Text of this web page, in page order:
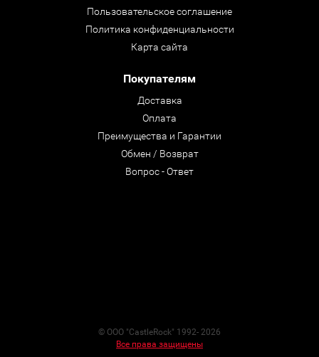
Пользовательское соглашение
Политика конфиденциальности
Карта сайта
Покупателям
Доставка
Оплата
Преимущества и Гарантии
Обмен / Возврат
Вопрос - Ответ
© ООО "CastleRock" 1992- 2026
Все права защищены